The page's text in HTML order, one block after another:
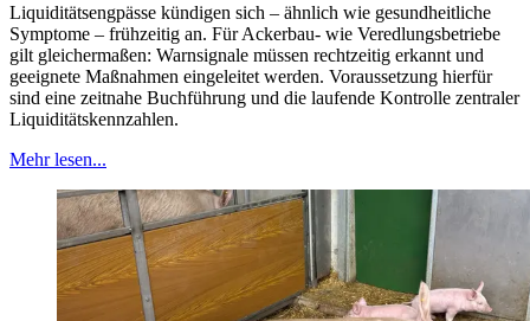
Liquiditätsengpässe kündigen sich – ähnlich wie gesundheitliche
Symptome – frühzeitig an. Für Ackerbau- wie Veredlungsbetriebe
gilt gleichermaßen: Warnsignale müssen rechtzeitig erkannt und
geeignete Maßnahmen eingeleitet werden. Voraussetzung hierfür
sind eine zeitnahe Buchführung und die laufende Kontrolle zentraler
Liquiditätskennzahlen.
Mehr lesen...